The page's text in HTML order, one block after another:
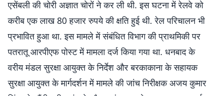
एसेंबली की चोरी अज्ञात चोरों ने कर ली थी. इस घटना में रेलवे को
करीब एक लाख 80 हजार रुपये की क्षति हुई थी. रेल परिचालन भी
प्रभावित हुआ था. इस मामले में संबंधित विभाग की प्राथमिकी पर
पतरातू आरपीएफ पोस्ट में मामला दर्ज किया गया था. धनबाद के
वरीय मंडल सुरक्षा आयुक्त के निर्देश और बरकाकाना के सहायक
सुरक्षा आयुक्त के मार्गदर्शन में मामले की जांच निरीक्षक अजय कुमार